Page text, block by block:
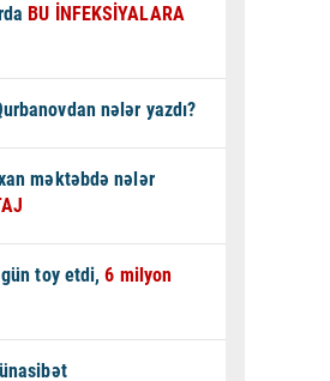
BU İNFEKSİYALARA
nələr yazdı?
məktəbdə nələr
toy etdi,6 milyon